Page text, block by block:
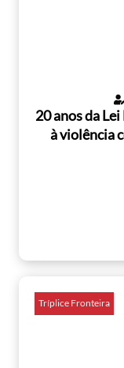
20 anos da
à violência
Tríplice Fronteira